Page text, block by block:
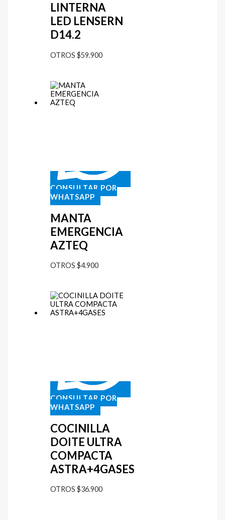
LINTERNA
LED LENSERN
D14.2
OTROS $59.900
CONSULTAR POR
WHATSAPP
MANTA
EMERGENCIA
AZTEQ
OTROS $4.900
CONSULTAR POR
WHATSAPP
COCINILLA
DOITE ULTRA
COMPACTA
ASTRA+4GASES
OTROS $36.900